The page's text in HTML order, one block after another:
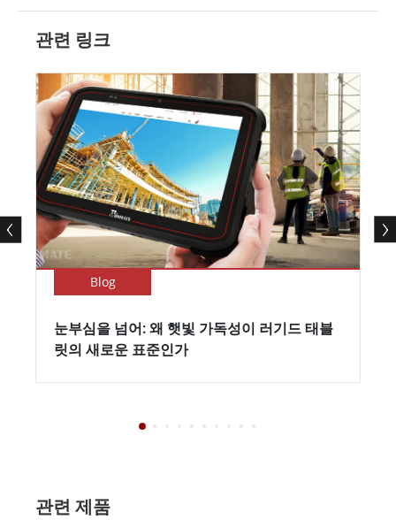
관련 링크
Blog
눈부심을 넘어: 왜 햇빛 가독성이 러기드 태블
릿의 새로운 표준인가
관련 제품